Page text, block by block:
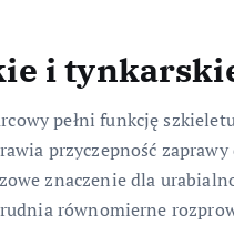
i
pełni funkcję
przyczepność
znaczenie dla
równomierne